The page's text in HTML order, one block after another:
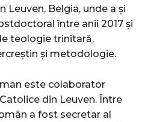
Leuven, Belgia, unde a și
între anii 2017 și
teologie trinitară,
și metodologie.
este colaborator
din Leuven. Între
a fost secretar al